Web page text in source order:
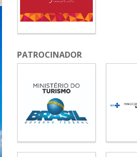
PATROCINADOR